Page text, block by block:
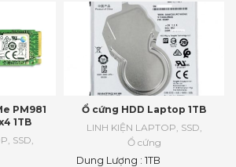
PM981
1TB
SSD
Ổ cứng HDD Laptop 1TB
LINH KIỆN LAPTOP SSD
Ổ cứng
Dung Lượng : 1TB